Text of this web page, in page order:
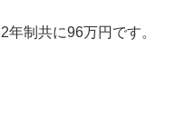
制共に96万円です。